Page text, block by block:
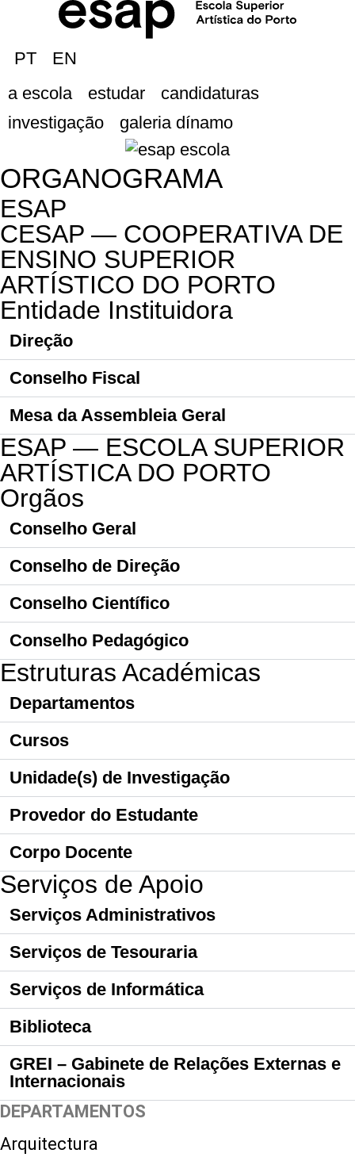
PT
EN
a escola
estudar
candidaturas
investigação
galeria dínamo
ORGANOGRAMA
ESAP
CESAP — COOPERATIVA DE
ENSINO SUPERIOR
ARTÍSTICO DO PORTO
Entidade Instituidora
Direção
Conselho Fiscal
Mesa da Assembleia Geral
ESAP — ESCOLA SUPERIOR
ARTÍSTICA DO PORTO
Orgãos
Conselho Geral
Conselho de Direção
Conselho Científico
Conselho Pedagógico
Estruturas Académicas
Departamentos
Cursos
Unidade(s) de Investigação
Provedor do Estudante
Corpo Docente
Serviços de Apoio
Serviços Administrativos
Serviços de Tesouraria
Serviços de Informática
Biblioteca
GREI – Gabinete de Relações Externas e
Internacionais
DEPARTAMENTOS
Arquitectura